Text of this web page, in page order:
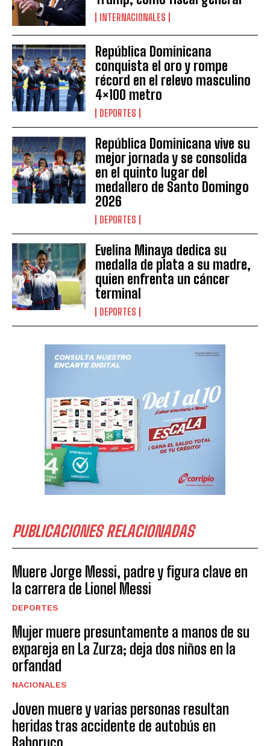
INTERNACIONALES
República Dominicana
conquista el oro y rompe
récord en el relevo masculino
4×100 metro
DEPORTES
República Dominicana vive su
mejor jornada y se consolida
en el quinto lugar del
medallero de Santo Domingo
2026
DEPORTES
Evelina Minaya dedica su
medalla de plata a su madre,
quien enfrenta un cáncer
terminal
DEPORTES
PUBLICACIONES RELACIONADAS
Muere Jorge Messi, padre y figura clave en
la carrera de Lionel Messi
DEPORTES
Mujer muere presuntamente a manos de su
expareja en La Zurza; deja dos niños en la
orfandad
NACIONALES
Joven muere y varias personas resultan
heridas tras accidente de autobús en